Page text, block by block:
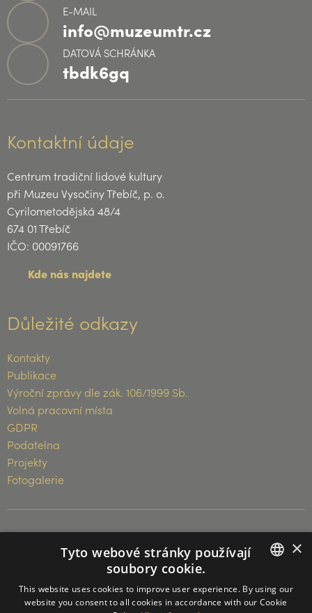
E-MAIL
info@muzeumtr.cz
DATOVÁ SCHRÁNKA
tbdk6gq
Kontaktní údaje
Centrum tradiční lidové kultury
při Muzeu Vysočiny Třebíč, p. o.
Cyrilometodějská 48/4
674 01 Třebíč
IČO: 00091766
Kde nás najdete
Důležité odkazy
Kontakty
Publikace
Výroční zprávy dle zák. 106/1999 Sb.
Volná pracovní místa
GDPR
Podatelna
Projekty
Fotogalerie
© 2026 Muzeum Vysočiny Třebíč
CZECH
×
Tyto webové stránky používají
soubory cookie.
This website uses cookies to improve user experience. By using our
website you consent to all cookies in accordance with our Cookie